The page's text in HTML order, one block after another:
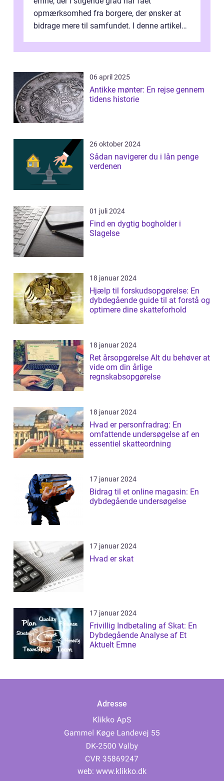
opmærksomhed fra borgere, der ønsker at
bidrage mere til samfundet. I denne artikel
06 april 2025
Antikke mønter: En rejse gennem
tidens historie
26 oktober 2024
Sådan navigerer du i lån penge
verdenen
01 juli 2024
Find en dygtig bogholder i
Slagelse
18 januar 2024
Hjælp til forskudsopgørelse: En
dybdegående guide til at forstå og
optimere dine skatteforhold
18 januar 2024
Ret årsopgørelse Alt du behøver at
vide om din årlige
regnskabsopgørelse
18 januar 2024
Hvad er personfradrag: En
omfattende undersøgelse af en
essentiel skatteordning
17 januar 2024
Bidrag til et online magasin: En
dybdegående undersøgelse
17 januar 2024
Hvad er skat
17 januar 2024
Frivillig Indbetaling af Skat: En
Dybdegående Analyse af Et
Aktuelt Emne
Adresse
web: www.klikko.dk